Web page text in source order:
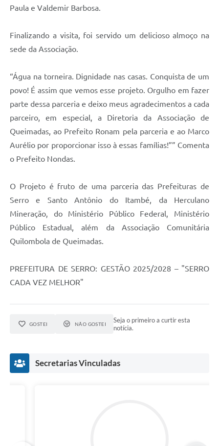
Paula e Valdemir Barbosa.
Finalizando a visita, foi servido um delicioso almoço na
sede da Associação.
“Água na torneira. Dignidade nas casas. Conquista de um
povo! É assim que vemos esse projeto. Orgulho em fazer
parte dessa parceria e deixo meus agradecimentos a cada
parceiro, em especial, a Diretoria da Associação de
Queimadas, ao Prefeito Ronam pela parceria e ao Marco
Aurélio por proporcionar isso à essas famílias!”” Comenta
o Prefeito Nondas.
O Projeto é fruto de uma parceria das Prefeituras de
Serro e Santo Antônio do Itambé, da Herculano
Mineração, do Ministério Público Federal, Ministério
Público Estadual, além da Associação Comunitária
Quilombola de Queimadas.
PREFEITURA DE SERRO: GESTÃO 2025/2028 – "SERRO
CADA VEZ MELHOR"
GOSTEI NÃO GOSTEI
Seja o primeiro a curtir esta
notícia.
Secretarias Vinculadas